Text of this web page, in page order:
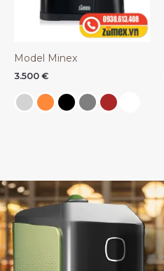
Model Minex
3.500 €